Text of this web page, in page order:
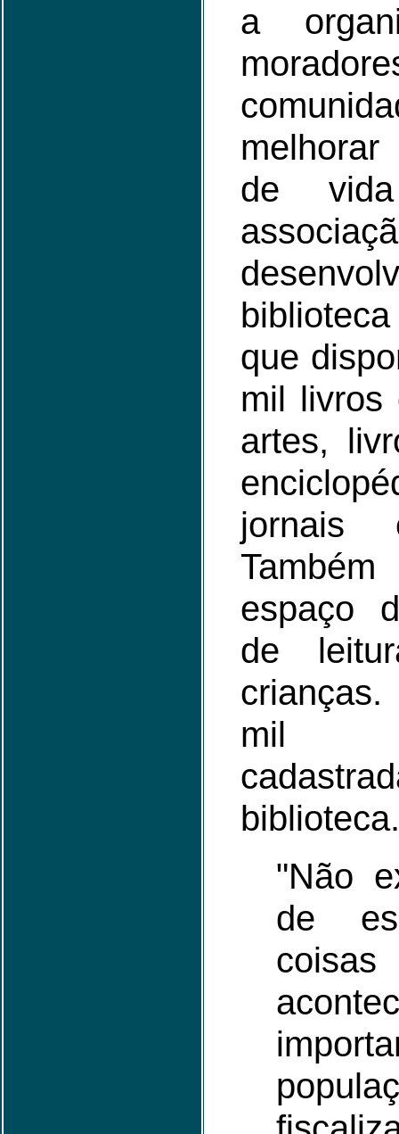
a
de
que
mil livros
artes,
jornais
espaço
de
mil
biblioteca.
"Não
de
coisas